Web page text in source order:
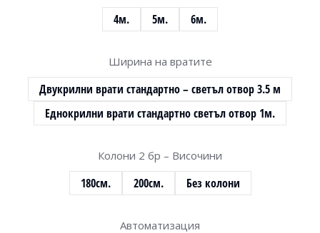
4м. 5м. 6м.
Ширина на вратите
Двукрилни врати стандартно – светъл отвор 3.5 м
Еднокрилни врати стандартно светъл отвор 1м.
Колони 2 бр – Височини
180см. 200см. Без колони
Автоматизация